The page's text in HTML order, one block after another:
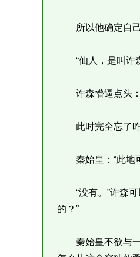
所以他确定自己
“仙人，是叫许
许森懵逼点头：“
此时完全忘了昨
秦始皇：“此地
“没有。”许森可
的？”
秦始皇不欲与一